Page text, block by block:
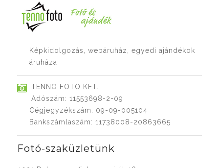
Képkidolgozás, webáruház, egyedi ajándékok
áruháza
TENNO FOTO KFT.
Adószám: 11553698-2-09
Cégjegyzékszám: 09-09-005104
Bankszámlaszám: 11738008-20863665
Fotó-szaküzletünk